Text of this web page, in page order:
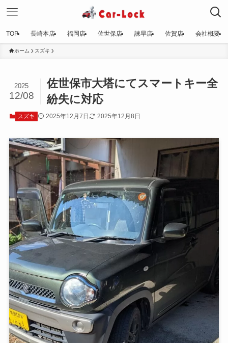
TOP 長崎本店 福岡店 佐世保店 諫早店 佐賀店 会社概要
ホーム スズキ
佐世保市大塔にてスマートキー全
紛失に対応
2025
12/08
スズキ 2025年12月7日 2025年12月8日